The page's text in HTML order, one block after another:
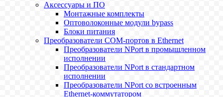
Аксессуары и ПО
Монтажные комплекты
Оптоволоконные модули bypass
Блоки питания
Преобразователи COM-портов в Ethernet
Преобразователи NPort в промышленном
исполнении
Преобразователи NPort в стандартном
исполнении
Преобразователи NPort со встроенным
Ethernet-коммутатором